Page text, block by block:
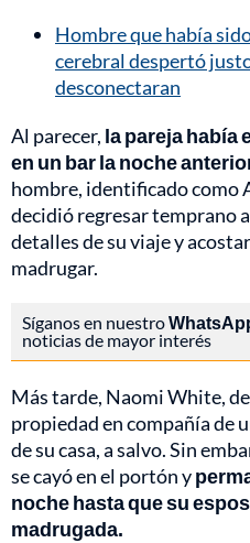
Hombre que había
cerebral despertó
desconectaran
Al parecer, la pareja había
en un barla noche
hombre, identificado como
decidió regresar temprano
detalles de su viaje y
madrugar.
Síganos en nuestro
noticias de mayor interés
Más tarde, Naomi White,
propiedad en compañía de
de su casa, a salvo. Sin
se cayó en el portón y
noche hasta que su
madrugada.